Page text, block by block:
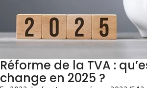
Réforme de la TVA :
change en 2025 ?